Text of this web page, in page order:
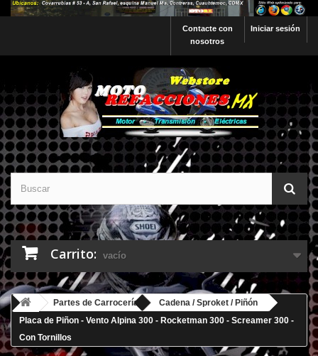
Iniciar sesión
Contacte con
nosotros
Carrito: vacío
Partes de Carrocería
Cadena / Sproket / Piñón
Placa de Piñon - Vento Alpina 300 - Rocketman 300 - Screamer 300 -
Con Tornillos